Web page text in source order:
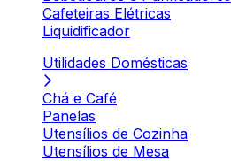
Cafeteiras Elétricas
Liquidificador
Utilidades Domésticas
Chá e Café
Panelas
Utensílios de Cozinha
Utensílios de Mesa